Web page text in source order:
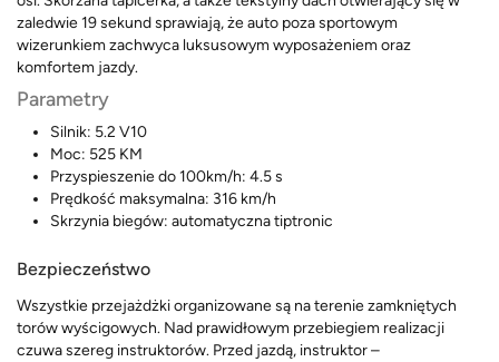
zaledwie 19 sekund sprawiają, że auto poza sportowym
wizerunkiem zachwyca luksusowym wyposażeniem oraz
komfortem jazdy.
Parametry
Silnik: 5.2 V10
Moc: 525 KM
Przyspieszenie do 100km/h: 4.5 s
Prędkość maksymalna: 316 km/h
Skrzynia biegów: automatyczna tiptronic
Bezpieczeństwo
Wszystkie przejażdżki organizowane są na terenie zamkniętych
torów wyścigowych. Nad prawidłowym przebiegiem realizacji
czuwa szereg instruktorów. Przed jazdą, instruktor –